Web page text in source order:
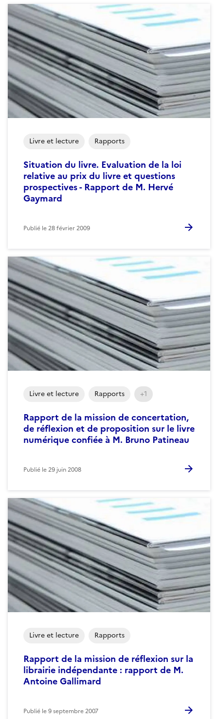
Situation du livre. Evaluation de la loi
relative au prix du livre et questions
prospectives - Rapport de M. Hervé
Gaymard
Livre et lecture Rapports
Publié le28 février 2009
Rapport de la mission de concertation,
de réflexion et de proposition sur le livre
numérique confiée à M. Bruno Patineau
Livre et lecture Rapports +1
Publié le29 juin 2008
Rapport de la mission de réflexion sur la
librairie indépendante : rapport de M.
Antoine Gallimard
Livre et lecture Rapports
Publié le9 septembre 2007